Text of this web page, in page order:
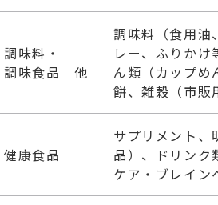
調味料・
調味食品 他
調味料（食用油
レー、ふりか
ん類（カップめ
餅、雑穀（市販
健康食品
サプリメント、
品）、ドリンク
ケア・ブレイ